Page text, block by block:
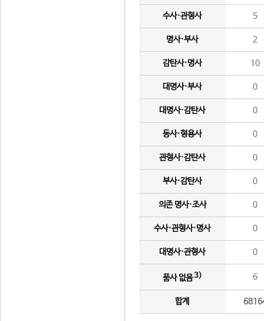
수사·관형사 5
명사·부사 2
감탄사·명사 10
대명사·부사 0
대명사·감탄사 0
동사·형용사 0
관형사·감탄사 0
부사·감탄사 0
의존 명사·조사 0
수사·관형사·명사 0
대명사·관형사 0
품사 없음3) 6
합계